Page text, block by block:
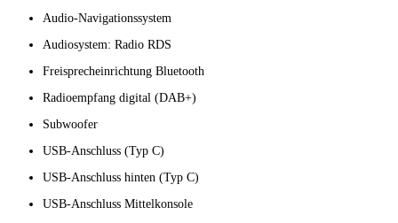
Audio-Navigationssystem
Audiosystem: Radio RDS
Freisprecheinrichtung Bluetooth
Radioempfang digital (DAB+)
Subwoofer
USB-Anschluss (Typ C)
USB-Anschluss hinten (Typ C)
USB-Anschluss Mittelkonsole